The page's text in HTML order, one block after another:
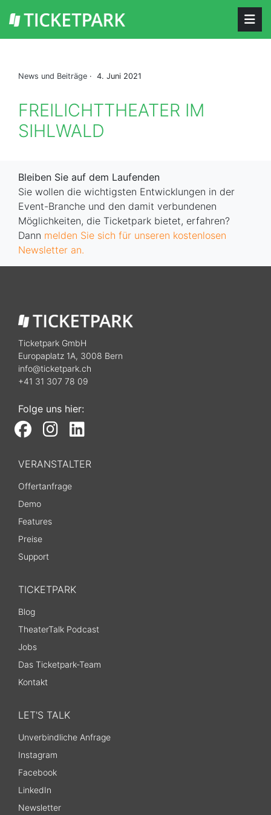
News und Beiträge · 4. Juni 2021
FREILICHTTHEATER IM
SIHLWALD
Bleiben Sie auf dem Laufenden
Sie wollen die wichtigsten Entwicklungen in der
Event-Branche und den damit verbundenen
Möglichkeiten, die Ticketpark bietet, erfahren?
Dann melden Sie sich für unseren kostenlosen
Newsletter an.
Ticketpark GmbH
Europaplatz 1A, 3008 Bern
info@ticketpark.ch
+41 31 307 78 09
Folge uns hier:
VERANSTALTER
Offertanfrage
Demo
Features
Preise
Support
TICKETPARK
Blog
TheaterTalk Podcast
Jobs
Das Ticketpark-Team
Kontakt
LET'S TALK
Unverbindliche Anfrage
Instagram
Facebook
LinkedIn
Newsletter